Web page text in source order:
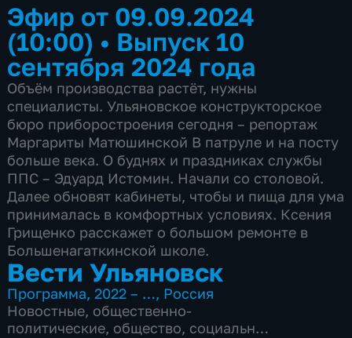
Эфир от 09.09.2024
(10:00) • Выпуск 10
сентября 2024 года
Объём производства растёт, нужны
специалисты. Ульяновское конструкторское
бюро приборостроения сегодня – репортаж
Маргариты Матюшинской В патруле и на посту
больше века. О буднях и праздниках службы
ППС – Эдуард Истомин. Начали со столовой.
Далее обновят кабинеты, чтобы и пища для ума
принималась в комфортных условиях. Ксения
Грищенко расскажет о большом ремонте в
Большенагаткинской школе.
Вести Ульяновск
Программа,2022 – …, Россия
Новостные, общественно-
политические, общество, социально-